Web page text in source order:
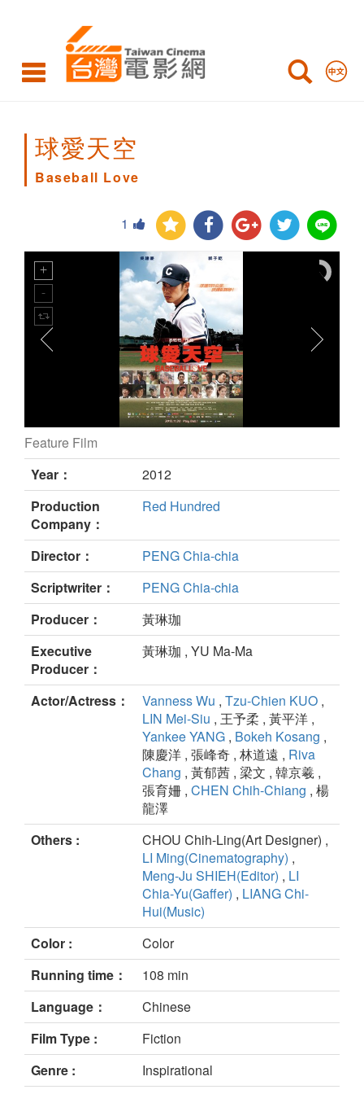
Baseball
球愛天空
Baseball Love
1
Baseball Love still
Feature Film
Year：
2012
Production
Company：
Red Hundred
Director：
PENG Chia-chia
Scriptwriter：
PENG Chia-chia
Producer：
黃琳珈
Executive
Producer：
黃琳珈 , YU Ma-Ma
Actor/Actress： Vanness Wu , Tzu-Chien KUO ,
LIN Mei-Siu , 王予柔 , 黃平洋 ,
Yankee YANG , Bokeh Kosang ,
陳慶洋 , 張峰奇 , 林道遠 , Riva
Chang , 黃郁茜 , 梁文 , 韓京羲 ,
張育姍 , CHEN Chih-Chiang , 楊
龍澤
Others :
CHOU Chih-Ling(Art Designer) ,
LI Ming(Cinematography) ,
Meng-Ju SHIEH(Editor) , LI
Chia-Yu(Gaffer) , LIANG Chi-
Hui(Music)
Color :
Color
Running time：
108 min
Language：
Chinese
Film Type :
Fiction
Genre :
Inspirational